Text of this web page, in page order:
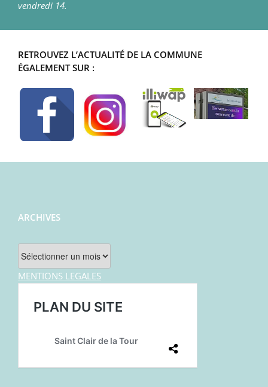
vendredi 14.
RETROUVEZ L’ACTUALITÉ DE LA COMMUNE
ÉGALEMENT SUR :
ARCHIVES
Archives
MENTIONS LEGALES